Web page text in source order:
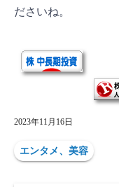
ださいね。
2023年11月16日
エンタメ、美容